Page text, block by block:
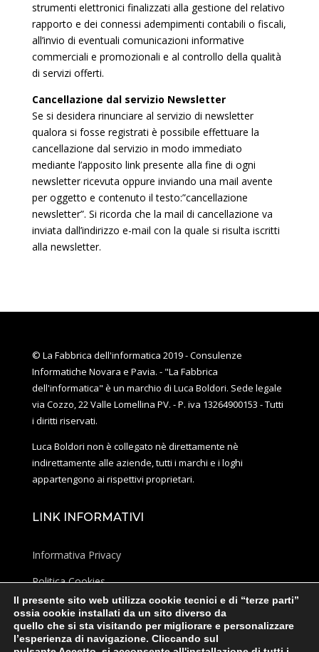
strumenti elettronici finalizzati alla gestione del relativo
rapporto e dei connessi adempimenti contabili o fiscali,
all’invio di eventuali comunicazioni informative
commerciali e promozionali e al controllo della qualità
di servizi offerti.
Cancellazione dal servizio Newsletter
Se si desidera rinunciare al servizio di newsletter
qualora si fosse registrati è possibile effettuare la
cancellazione dal servizio in modo immediato
mediante l’apposito link presente alla fine di ogni
newsletter ricevuta oppure inviando una mail avente
per oggetto e contenuto il testo:”cancellazione
newsletter”. Si ricorda che la mail di cancellazione va
inviata dall’indirizzo e-mail con la quale si risulta iscritti
alla newsletter.
© La Fabbrica dell'informatica 2019 - Consulenze
Informatiche Novara e Pavia. - "La Fabbrica
dell'informatica" è un marchio di Luca Boldori. Sede legale
via Cozzo, 22 Valle Lomellina PV. - P. iva 13264900153 - Tutti
i diritti riservati.
Luca Boldori non è collegato nè direttamente nè
indirettamente alle aziende, tutti i marchi e i loghi
appartengono ai rispettivi proprietari.
LINK INFORMATIVI
Informativa Privacy
Politica Cookies
Mappa del sito
CONTATTI
Il presente sito web utilizza cookie tecnici e di “terze parti”
ossia cookie installati da un sito diverso da
quello che si sta visitando per migliorare e personalizzare
l’esperienza di navigazione. Cliccando sul